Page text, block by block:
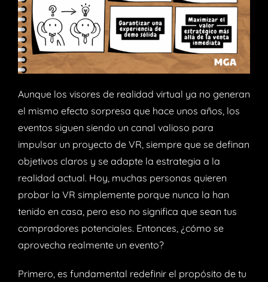
Aunque los visores de realidad virtual ya no generan
el mismo efecto sorpresa que hace unos años, los
eventos siguen siendo un canal valioso para
impulsar un proyecto de VR, siempre que se definan
objetivos claros y se adapte la estrategia a la
realidad actual. Hoy, muchas personas quieren
probar la VR simplemente porque nunca la han
tenido en casa, pero eso no significa que sean tus
compradores potenciales. Entonces, ¿cómo se
aprovecha realmente un evento?
Primero, es fundamental redefinir el propósito de tu